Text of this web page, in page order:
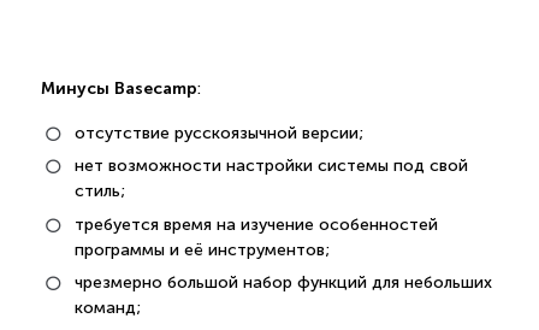
Минусы Basecamp:
отсутствие русскоязычной версии;
нет возможности настройки системы под свой
стиль;
требуется время на изучение особенностей
программы и её инструментов;
чрезмерно большой набор функций для небольших
команд;